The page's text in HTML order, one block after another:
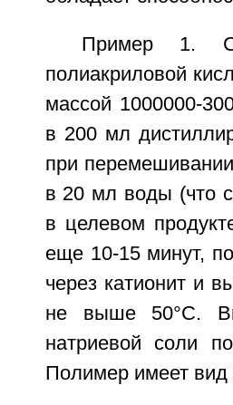
Пример 1.
полиакриловой
массой 1000000-
в 200 мл
при
в 20 мл воды (что
в целевом
еще 10-15 минут,
через катионит и
не выше 50°С.
натриевой соли
Полимер имеет вид